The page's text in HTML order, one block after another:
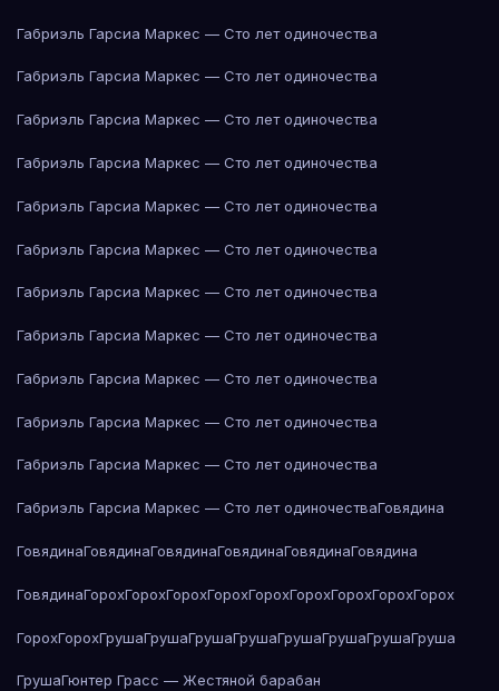
Габриэль Гарсиа Маркес — Сто лет одиночества
Габриэль Гарсиа Маркес — Сто лет одиночества
Габриэль Гарсиа Маркес — Сто лет одиночества
Габриэль Гарсиа Маркес — Сто лет одиночества
Габриэль Гарсиа Маркес — Сто лет одиночества
Габриэль Гарсиа Маркес — Сто лет одиночества
Габриэль Гарсиа Маркес — Сто лет одиночества
Габриэль Гарсиа Маркес — Сто лет одиночества
Габриэль Гарсиа Маркес — Сто лет одиночества
Габриэль Гарсиа Маркес — Сто лет одиночества
Габриэль Гарсиа Маркес — Сто лет одиночества
Габриэль Гарсиа Маркес — Сто лет одиночестваГовядина
ГовядинаГовядинаГовядинаГовядинаГовядинаГовядина
ГовядинаГорохГорохГорохГорохГорохГорохГорохГорохГорох
ГорохГорохГрушаГрушаГрушаГрушаГрушаГрушаГрушаГруша
ГрушаГюнтер Грасс — Жестяной барабан